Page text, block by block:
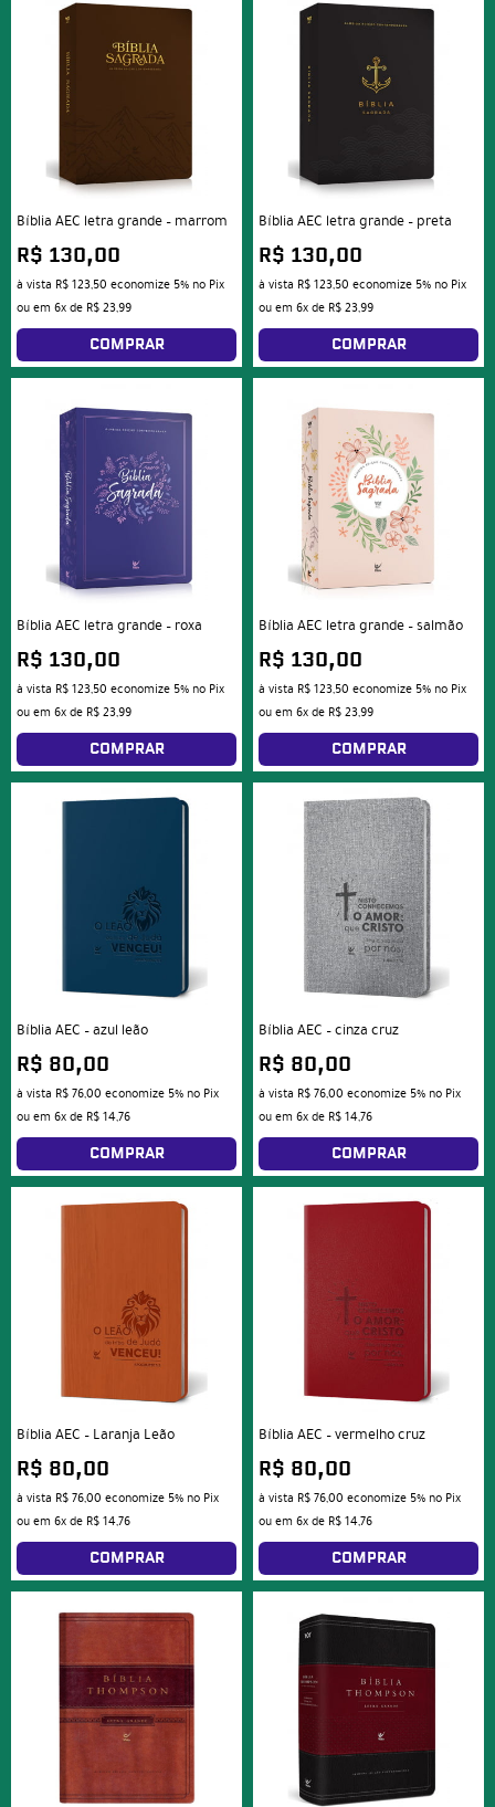
Bíblia AEC letra grande – marrom
R$ 130,00
à vista R$ 123,50 economize 5% no Pix
ou em 6xde R$ 23,99
COMPRAR
Bíblia AEC letra grande – preta
R$ 130,00
à vista R$ 123,50 economize 5% no Pix
ou em 6xde R$ 23,99
COMPRAR
Bíblia AEC letra grande – roxa
R$ 130,00
à vista R$ 123,50 economize 5% no Pix
ou em 6xde R$ 23,99
COMPRAR
Bíblia AEC letra grande – salmão
R$ 130,00
à vista R$ 123,50 economize 5% no Pix
ou em 6xde R$ 23,99
COMPRAR
Bíblia AEC – azul leão
R$ 80,00
à vista R$ 76,00 economize 5% no Pix
ou em 6xde R$ 14,76
COMPRAR
Bíblia AEC – cinza cruz
R$ 80,00
à vista R$ 76,00 economize 5% no Pix
ou em 6xde R$ 14,76
COMPRAR
Bíblia AEC – Laranja Leão
R$ 80,00
à vista R$ 76,00 economize 5% no Pix
ou em 6xde R$ 14,76
COMPRAR
Bíblia AEC – vermelho cruz
R$ 80,00
à vista R$ 76,00 economize 5% no Pix
ou em 6xde R$ 14,76
COMPRAR